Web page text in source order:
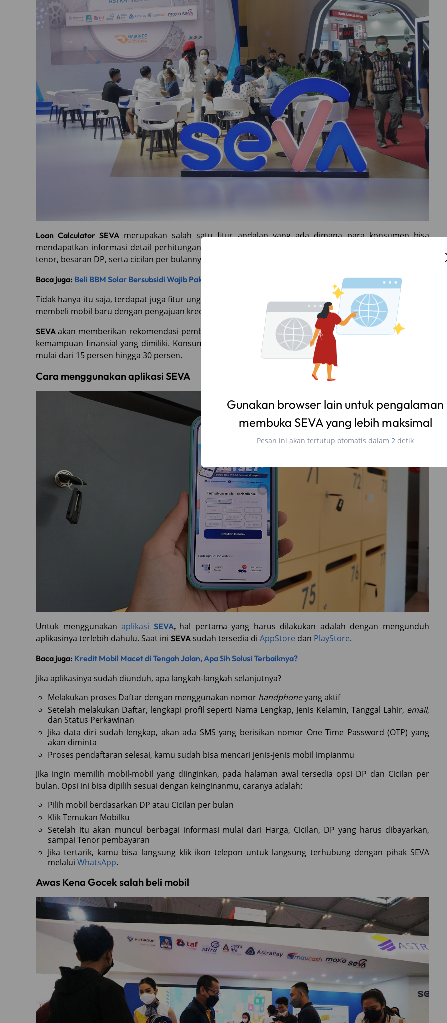
Loan Calculator SEVA merupakan salah satu fitur andalan yang ada dimana para konsumen bisa
mendapatkan informasi detail perhitungan biaya pembelian mobil baru secara detail mulai dari masa
tenor, besaran DP, serta cicilan per bulannya.
Baca juga: Beli BBM Solar Bersubsidi Wajib Pakai QR Code, Bagaimana Aturannya?
Tidak hanya itu saja, terdapat juga fitur unggulan lainnya yaituInstant Approval dimana konsumen dapat
membeli mobil baru dengan pengajuan kredit yang lebih mudah dan tentunya proses yang jelas.
SEVAakan memberikan rekomendasi pembiayaan mobil baru yang bisa konsumen pilih sesuai dengan
kemampuan finansial yang dimiliki. Konsumen juga dapat memilih masa tenor hingga 6 tahun dan DP
mulai dari 15 persen hingga 30 persen.
Cara menggunakan aplikasi SEVA
Untuk menggunakanaplikasi SEVA, hal pertama yang harus dilakukan adalah dengan mengunduh
aplikasinya terlebih dahulu. Saat ini SEVA sudah tersedia di AppStore dan PlayStore.
Baca juga: Kredit Mobil Macet di Tengah Jalan, Apa Sih Solusi Terbaiknya?
Jika aplikasinya sudah diunduh, apa langkah-langkah selanjutnya?
Melakukan proses Daftar dengan menggunakan nomor handphoneyang aktif
Setelah melakukan Daftar, lengkapi profil seperti Nama Lengkap, Jenis Kelamin, Tanggal Lahir, email,
dan Status Perkawinan
Jika data diri sudah lengkap, akan ada SMS yang berisikan nomor One Time Password (OTP) yang
akan diminta
Proses pendaftaran selesai, kamu sudah bisa mencari jenis-jenis mobil impianmu
Jika ingin memilih mobil-mobil yang diinginkan, pada halaman awal tersedia opsi DP dan Cicilan per
bulan. Opsi ini bisa dipilih sesuai dengan keinginanmu, caranya adalah:
Pilih mobil berdasarkan DP atau Cicilan per bulan
Klik Temukan Mobilku
Setelah itu akan muncul berbagai informasi mulai dari Harga, Cicilan, DP yang harus dibayarkan,
sampai Tenor pembayaran
Jika tertarik, kamu bisa langsung klik ikon telepon untuk langsung terhubung dengan pihak SEVA
melalui WhatsApp.
Awas Kena Gocek salah beli mobil